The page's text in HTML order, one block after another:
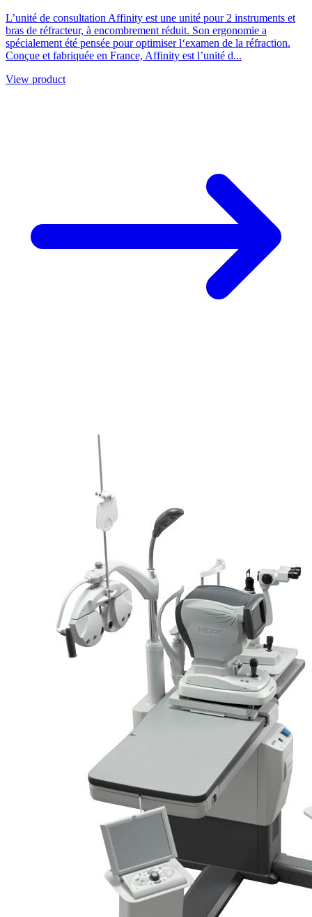
L’unité de consultation Affinity est une unité pour 2 instruments et
bras de réfracteur, à encombrement réduit. Son ergonomie a
spécialement été pensée pour optimiser l‘examen de la réfraction.
Conçue et fabriquée en France, Affinity est l’unité d...
View product